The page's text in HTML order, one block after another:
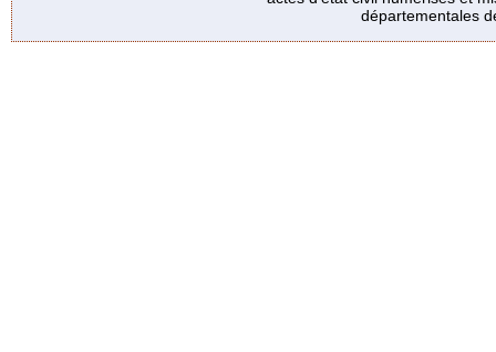
départementales